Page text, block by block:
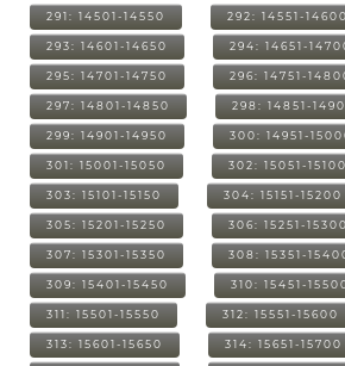
291: 14501-14550 292: 14551-14600
293: 14601-14650 294: 14651-
295: 14701-14750 296: 14751-
297: 14801-14850 298: 14851-
299: 14901-14950 300: 14951-
301: 15001-15050 302: 15051-15100
303: 15101-15150 304: 15151-15200
305: 15201-15250 306: 15251-15300
307: 15301-15350 308: 15351-
309: 15401-15450 310: 15451-
311: 15501-15550 312: 15551-15600
313: 15601-15650 314: 15651-15700